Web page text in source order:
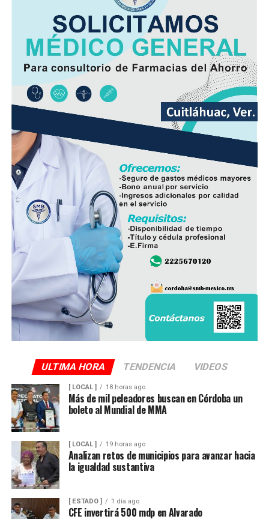
ULTIMA HORA TENDENCIA VIDEOS
[ LOCAL ] 18 horas ago
Más de mil peleadores buscan en Córdoba un
boleto al Mundial de MMA
[ LOCAL ] 19 horas ago
Analizan retos de municipios para avanzar hacia
la igualdad sustantiva
[ ESTADO ] 1 día ago
CFE invertirá 500 mdp en Alvarado